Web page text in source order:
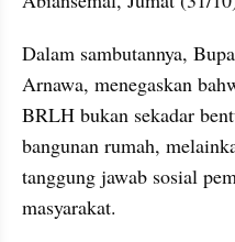
Dalam sambutannya,
Arnawa, menegaskan
BRLH bukan sekadar
bangunan rumah,
tanggung jawab sosial
masyarakat.